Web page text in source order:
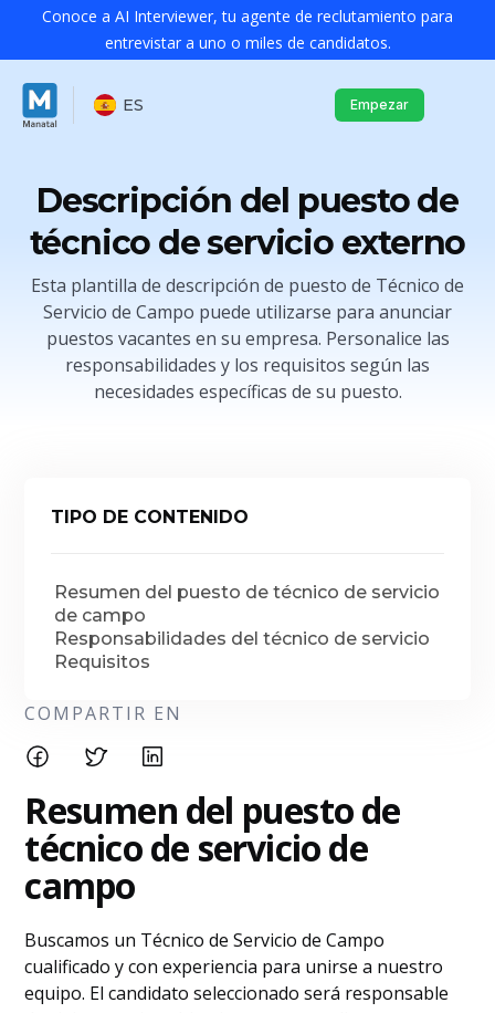
Conoce a AI Interviewer, tu agente de reclutamiento para
entrevistar a uno o miles de candidatos.
ES Empezar
Descripción del puesto de
técnico de servicio externo
Esta plantilla de descripción de puesto de Técnico de
Servicio de Campo puede utilizarse para anunciar
puestos vacantes en su empresa. Personalice las
responsabilidades y los requisitos según las
necesidades específicas de su puesto.
TIPO DE CONTENIDO
Resumen del puesto de técnico de servicio
de campo
Responsabilidades del técnico de servicio
Requisitos
COMPARTIR EN
Resumen del puesto de
técnico de servicio de
campo
Buscamos un Técnico de Servicio de Campo
cualificado y con experiencia para unirse a nuestro
equipo. El candidato seleccionado será responsable